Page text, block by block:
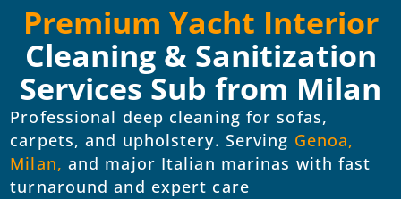
Premium Yacht Interior
Cleaning & Sanitization
Services Sub from Milan
Professional deep cleaning for sofas,
carpets, and upholstery. Serving Genoa,
Milan, and major Italian marinas with fast
turnaround and expert care